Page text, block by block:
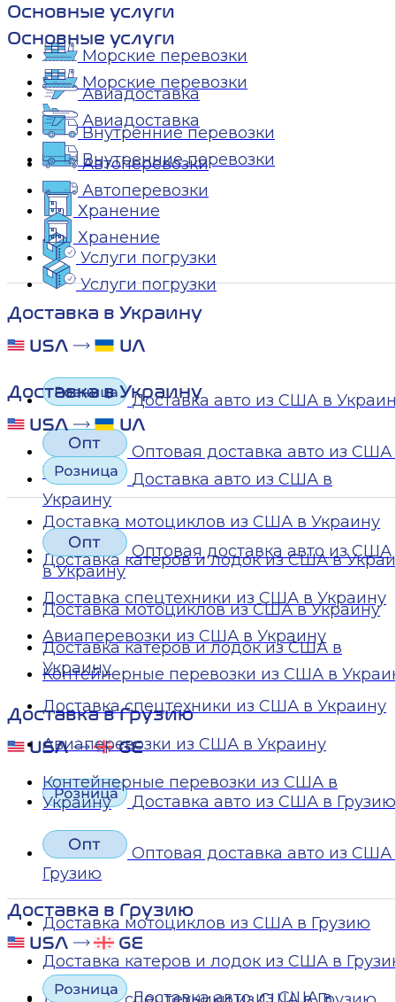
Основные услуги
Морские перевозки
Авиадоставка
Внутренние перевозки
Автоперевозки
Хранение
Услуги погрузки
Доставка в Украину
Доставка авто из США в
Украину
Оптовая доставка авто из США
в Украину
Доставка мотоциклов из США в Украину
Доставка катеров и лодок из США в
Украину
Доставка спецтехники из США в Украину
Авиаперевозки из США в Украину
Контейнерные перевозки из США в
Украину
Доставка в Грузию
Доставка авто из США в
Основные услуги
Морские перевозки
Авиадоставка
Внутренние перевозки
Автоперевозки
Хранение
Услуги погрузки
Доставка в Украину
Доставка авто из США в
Оптовая доставка авто из США
Украину
Доставка мотоциклов из США в Украину
Доставка катеров и лодок из США в
Доставка спецтехники из США в Украину
Авиаперевозки из США в Украину
Контейнерные перевозки из США в
Доставка в Грузию
Доставка авто из США в Грузию
Оптовая доставка авто из США
Грузию
Доставка мотоциклов из США в Грузию
Доставка катеров и лодок из США в